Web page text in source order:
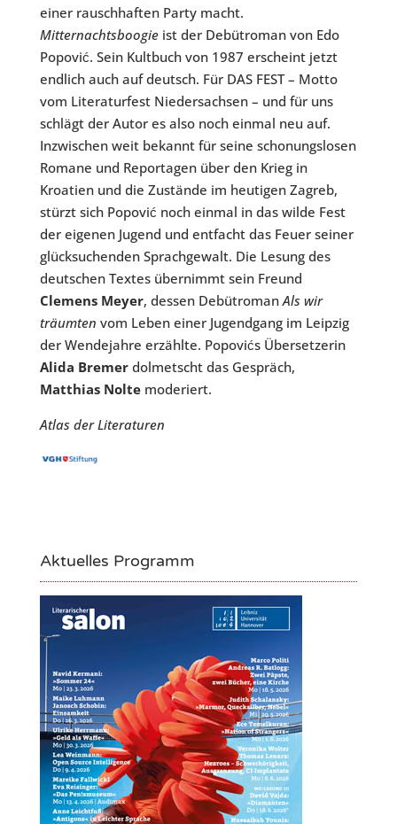
einer rauschhaften Party macht.
Mitternachtsboogieist der Debütroman von Edo
Popović. Sein Kultbuch von 1987 erscheint jetzt
endlich auch auf deutsch. Für DAS FEST – Motto
vom Literaturfest Niedersachsen – und für uns
schlägt der Autor es also noch einmal neu auf.
Inzwischen weit bekannt für seine schonungslosen
Romane und Reportagen über den Krieg in
Kroatien und die Zustände im heutigen Zagreb,
stürzt sich Popović noch einmal in das wilde Fest
der eigenen Jugend und entfacht das Feuer seiner
glücksuchenden Sprachgewalt. Die Lesung des
deutschen Textes übernimmt sein Freund
Clemens Meyer, dessen Debütroman Als wir
träumten vom Leben einer Jugendgang im Leipzig
der Wendejahre erzählte. Popovićs Übersetzerin
Alida Bremerdolmetscht das Gespräch,
Matthias Noltemoderiert.
Atlas der Literaturen
Aktuelles Programm